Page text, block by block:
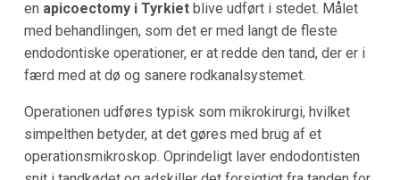
en apicoectomy i Tyrkiet blive udført i stedet. Målet
med behandlingen, som det er med langt de fleste
endodontiske operationer, er at redde den tand, der er i
færd med at dø og sanere rodkanalsystemet.
Operationen udføres typisk som mikrokirurgi, hvilket
simpelthen betyder, at det gøres med brug af et
operationsmikroskop. Oprindeligt laver endodontisten